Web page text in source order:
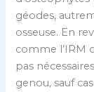
géodes,
osseuse. En
comme l’IRM
pas
genou, sauf